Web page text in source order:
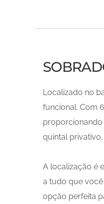
Localizado no
funcional. Com
proporcionando
quintal
A localização é
a tudo que
opção perfeita